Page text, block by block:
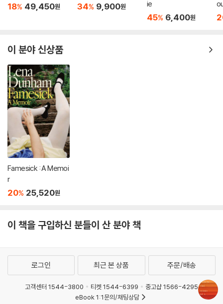
18% 49,450원 34% 9,900원
ie
45% 6,400원
이 분야 신상품
Famesick : A Memoi
r
20% 25,520원
이 책을 구입하신 분들이 산 분야 책
로그인 최근 본 상품 주문/배송
고객센터 1544-3800 티켓 1544-6399
중고샵 1566-4295
eBook 1:1문의/채팅상담